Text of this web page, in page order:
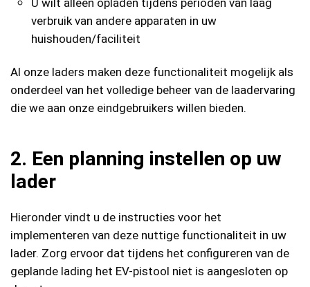
verbruik van andere apparaten in uw
huishouden/faciliteit
Al onze laders maken deze functionaliteit mogelijk als
onderdeel van het volledige beheer van de laadervaring
die we aan onze eindgebruikers willen bieden.
2. Een planning instellen op uw
lader
Hieronder vindt u de instructies voor het
implementeren van deze nuttige functionaliteit in uw
lader. Zorg ervoor dat tijdens het configureren van de
geplande lading het EV-pistool niet is aangesloten op